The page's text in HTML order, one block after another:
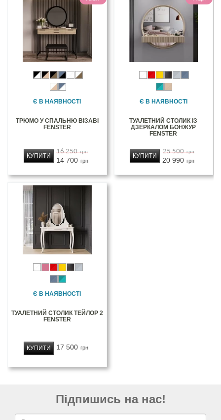
Є В НАЯВНОСТІ
ТРЮМО У СПАЛЬНЮ ВІЗАВІ
FENSTER
16 250 грн
14 700 грн
КУПИТИ
Є В НАЯВНОСТІ
ТУАЛЕТНИЙ СТОЛИК ІЗ
ДЗЕРКАЛОМ БОНЖУР
FENSTER
25 500 грн
20 990 грн
КУПИТИ
Є В НАЯВНОСТІ
ТУАЛЕТНИЙ СТОЛИК ТЕЙЛОР 2
FENSTER
17 500 грн
КУПИТИ
Підпишись на нас!